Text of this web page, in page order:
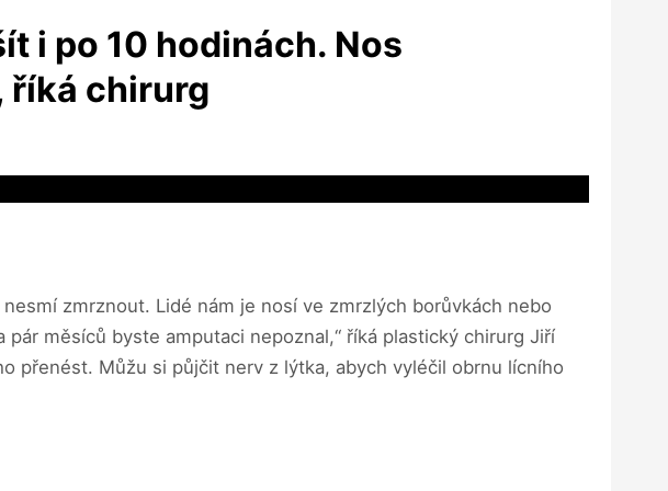
i po 10 hodinách. Nos
říká chirurg
zmrznout. Lidé nám je nosí ve zmrzlých borůvkách nebo
měsíců byste amputaci nepoznal,“ říká plastický chirurg Jiří
přenést. Můžu si půjčit nerv z lýtka, abych vyléčil obrnu lícního